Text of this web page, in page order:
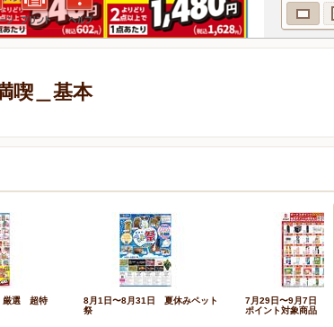
喫＿基本
厳選 超特
8月1日〜8月31日 夏休みペット
祭
7月29日〜9月7日 楽
ポイント対象商品